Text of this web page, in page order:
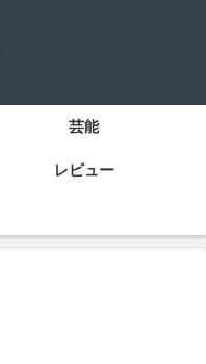
芸能
レビュー